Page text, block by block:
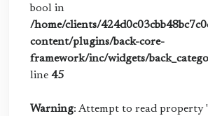
bool in
/home/clients/
content/plugins/back-core-
framework/inc/widgets/
line 45
Warning: Attempt to read property